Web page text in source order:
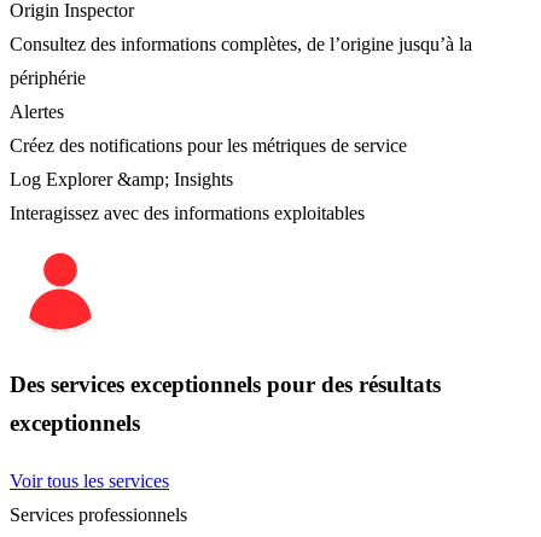
Origin Inspector
Consultez des informations complètes, de l’origine jusqu’à la
périphérie
Alertes
Créez des notifications pour les métriques de service
Log Explorer &amp; Insights
Interagissez avec des informations exploitables
Des services exceptionnels pour des résultats
exceptionnels
Voir tous les services
Services professionnels